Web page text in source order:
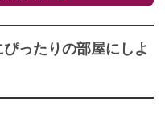
ったりの部屋にしよ